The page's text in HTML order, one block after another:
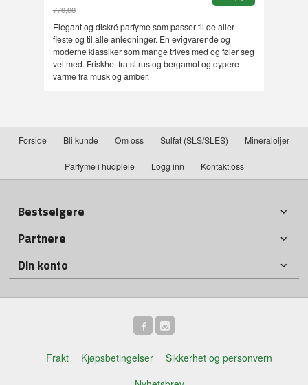
770,00
Rabatt
Elegant og diskré parfyme som passer til de aller
fleste og til alle anledninger. En evigvarende og
moderne klassiker som mange trives med og føler seg
vel med. Friskhet fra sitrus og bergamot og dypere
varme fra musk og amber.
Forside Bli kunde Om oss Sulfat (SLS/SLES) Mineraloljer
Parfyme i hudpleie Logg inn Kontakt oss
Bestselgere
Partnere
Din konto
Frakt Kjøpsbetingelser
Sikkerhet og personvern